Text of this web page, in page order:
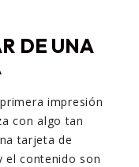
DE UNA
impresión
con algo tan
tarjeta de
el contenido son